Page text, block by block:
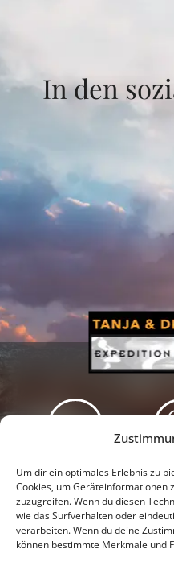
Um dir ein optimales Erlebnis zu
Cookies, um Geräteinformationen
zuzugreifen. Wenn du diesen
wie das Surfverhalten oder
verarbeiten. Wenn du deine
können bestimmte Merkmale und
In den
Newsletter